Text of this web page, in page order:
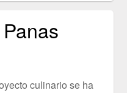
culinario se ha